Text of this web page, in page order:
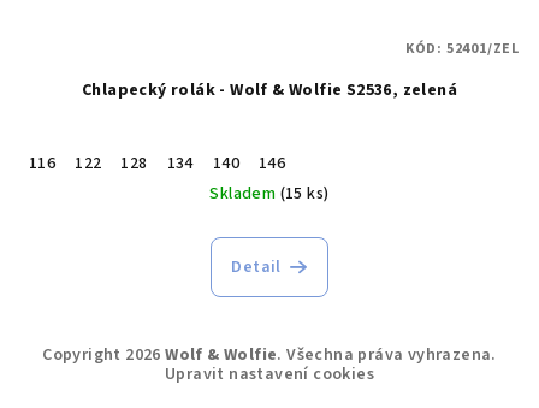
Chlapecký rolák - Wolf & Wolfie S2536, zelená
116 122 128 134 140
146
Skladem (15 ks)
Detail
KÓD: 52401/ZEL
Copyright 2026Wolf & Wolfie. Všechna práva vyhrazena.
Upravit nastavení cookies